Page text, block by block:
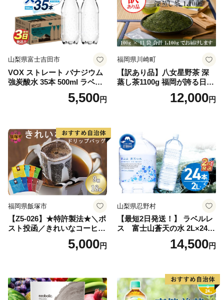
山梨県富士吉田市
VOX ストレート バナジウム
強炭酸水 35本 500ml ラベル
レス【富士吉田市限定カート
5,500円
福岡県川崎町
【訳あり品】八女星野茶 深
蒸し茶1100g 福岡が誇る日本
茶_ 訳アリ 常温 お茶 茶袋 常
備品 おちゃ ocha 茶葉 緑茶
小分け お土産 お取り寄せ グ
ルメ 福岡 九州 福岡県 国産
日本 ふかむし茶 ふかむし 家
庭用 自宅用 ちゃ りょくちゃ
ふかむしちゃ 急須 甘み 川崎
町 送料無料
12,000円
福岡県飯塚市
【Z5-026】★特許製法★＼ポ
スト投函／きれいなコーヒー
ドリップバッグ9種セット(18
袋)ゆうパケットでお届け！
5,000円
山梨県忍野村
【最短2日発送！】 ラベルレ
ス 富士山蒼天の水 2L×24本
（4ケース）※離島不可 天然
水 ミネラルウォーター 水 ペ
産 シリカ ミネラル 美容 備蓄
防災 長期保存 富士山 山梨県
忍野村
14,500円